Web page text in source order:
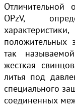
Отличительной
OPzV,
положительных
так
жесткая
литья под
специального
соединенных